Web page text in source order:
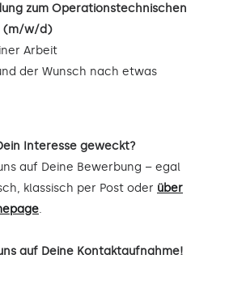
zum Operationstechnischen
(m/w/d)
Arbeit
der Wunsch nach etwas
Interesse geweckt?
auf Deine Bewerbung – egal
klassisch per Post oder über
.
auf Deine Kontaktaufnahme!